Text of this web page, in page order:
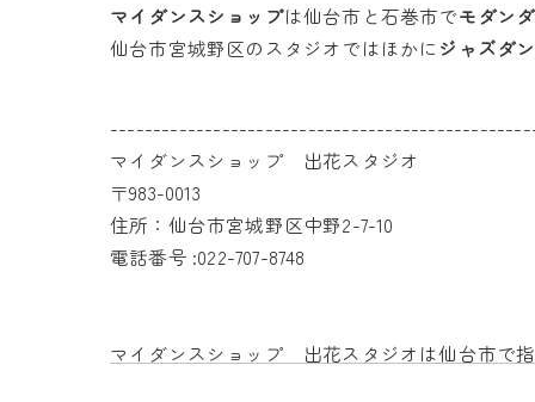
マイダンスショップは仙台市と石巻市でモダン
仙台市宮城野区のスタジオではほかにジャズダ
マイダンスショップ 出花スタジオ
〒983-0013
住所：仙台市宮城野区中野2-7-10
電話番号 :022-707-8748
マイダンスショップ 出花スタジオは仙台市で